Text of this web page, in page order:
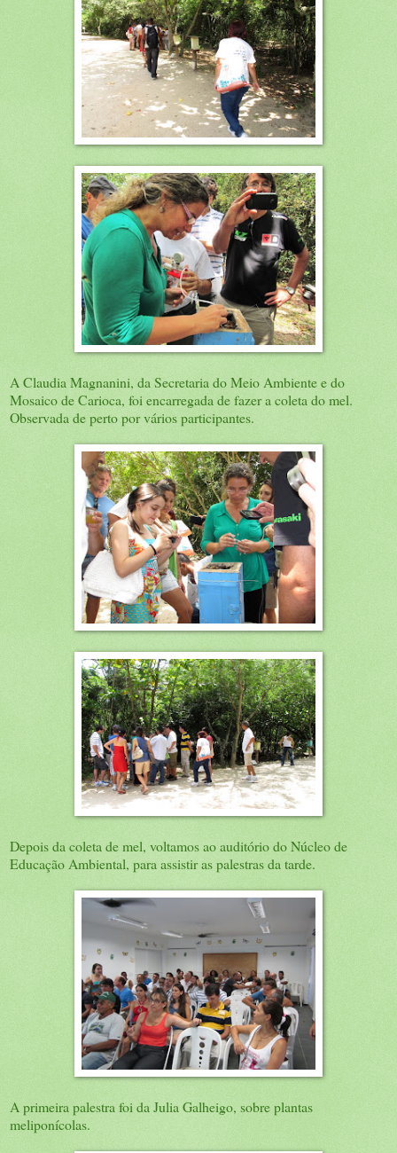
A Claudia Magnanini, da Secretaria do Meio Ambiente e do
Mosaico de Carioca, foi encarregada de fazer a coleta do mel.
Observada de perto por vários participantes.
Depois da coleta de mel, voltamos ao auditório do Núcleo de
Educação Ambiental, para assistir as palestras da tarde.
A primeira palestra foi da Julia Galheigo, sobre plantas
meliponícolas.